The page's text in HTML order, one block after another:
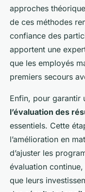
approches
de ces méthodes
confiance des
apportent une
que les employés
premiers secours
Enfin, pour garantir
l’évaluation des
essentiels. Cette
l’amélioration en
d’ajuster les
évaluation continue,
que leurs